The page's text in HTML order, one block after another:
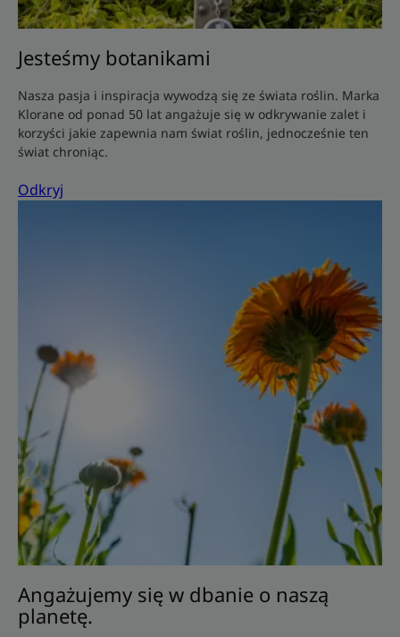
Jesteśmy botanikami
Nasza pasja i inspiracja wywodzą się ze świata roślin. Marka
Klorane od ponad 50 lat angażuje się w odkrywanie zalet i
korzyści jakie zapewnia nam świat roślin, jednocześnie ten
świat chroniąc.
Odkryj
naszą
planetę.
Angażujemy się w dbanie o naszą
planetę.